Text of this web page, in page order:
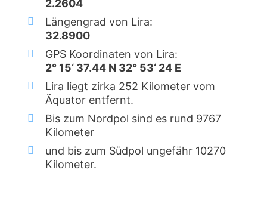
2.2604
Längengrad von Lira:
32.8900
GPS Koordinaten von Lira:
2° 15‘ 37.44 N 32° 53‘ 24 E
Lira liegt zirka 252 Kilometer vom
Äquator entfernt.
Bis zum Nordpol sind es rund 9767
Kilometer
und bis zum Südpol ungefähr 10270
Kilometer.